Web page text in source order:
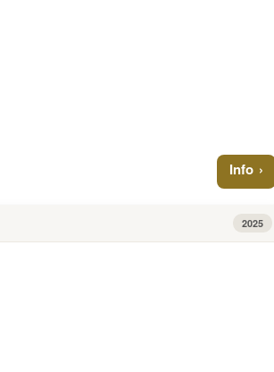
Info
2025